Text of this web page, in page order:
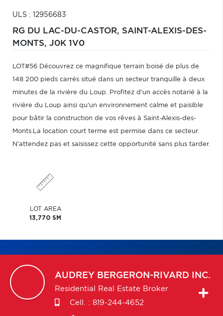
ULS : 12956683
RG DU LAC-DU-CASTOR, SAINT-ALEXIS-DES-
MONTS, J0K 1V0
LOT#56 Découvrez ce magnifique terrain boisé de plus de
148 200 pieds carrés situé dans un secteur tranquille à deux
minutes de la rivière du Loup. Profitez d'un accès notarié à la
rivière du Loup ainsi qu'un environnement calme et paisible
pour bâtir la construction de vos rêves à Saint-Alexis-des-
Monts.La location court terme est permise dans ce secteur.
N'attendez pas et saisissez cette opportunité sans plus tarder.
LOT AREA
13,770 SM
AUDREY BERGERON-RIVARD INC.
Residential Real Estate Broker
Cell. : 819-244-4652